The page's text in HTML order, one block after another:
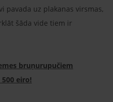
pavada uz plakanas virsmas,
šāda vide tiem ir
bruņurupučiem
eiro!